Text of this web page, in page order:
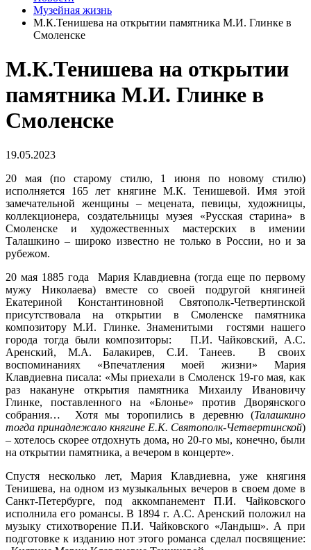
Музейная жизнь
М.К.Тенишева на открытии памятника М.И. Глинке в
Смоленске
М.К.Тенишева на открытии
памятника М.И. Глинке в
Смоленске
19.05.2023
20 мая (по старому стилю, 1 июня по новому стилю)
исполняется 165 лет княгине М.К. Тенишевой. Имя этой
замечательной женщины – мецената, певицы, художницы,
коллекционера, создательницы музея «Русская старина» в
Смоленске и художественных мастерских в имении
Талашкино – широко известно не только в России, но и за
рубежом.
20 мая 1885 года Мария Клавдиевна (тогда еще по первому
мужу Николаева) вместе со своей подругой княгиней
Екатериной Константиновной Святополк-Четвертинской
присутствовала на открытии в Смоленске памятника
композитору М.И. Глинке. Знаменитыми гостями нашего
города тогда были композиторы: П.И. Чайковский, А.С.
Аренский, М.А. Балакирев, С.И. Танеев. В своих
воспоминаниях «Впечатления моей жизни» Мария
Клавдиевна писала: «Мы приехали в Смоленск 19-го мая, как
раз накануне открытия памятника Михаилу Ивановичу
Глинке, поставленного на «Блонье» против Дворянского
собрания… Хотя мы торопились в деревню (Талашкино
тогда принадлежало княгине Е.К. Святополк-Четвертинской)
– хотелось скорее отдохнуть дома, но 20-го мы, конечно, были
на открытии памятника, а вечером в концерте».
Спустя несколько лет, Мария Клавдиевна, уже княгиня
Тенишева, на одном из музыкальных вечеров в своем доме в
Санкт-Петербурге, под аккомпанемент П.И. Чайковского
исполнила его романсы. В 1894 г. А.С. Аренский положил на
музыку стихотворение П.И. Чайковского «Ландыш». А при
подготовке к изданию нот этого романса сделал посвящение: